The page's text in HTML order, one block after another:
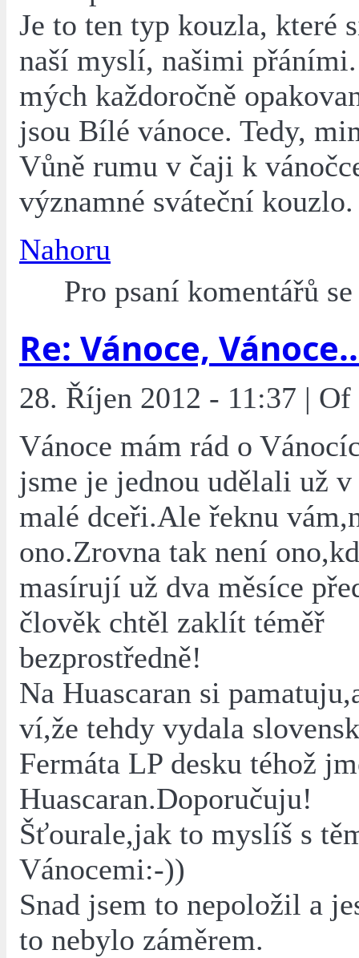
Je to ten typ kouzla, které
naší myslí, našimi
mých každoročně
jsou Bílé vánoce. Tedy,
Vůně rumu v čaji k
významné sváteční kouzlo.
Nahoru
Pro psaní komentářů
Re: Vánoce,
28. Říjen 2012 - 11:37 |
Vánoce mám rád o
jsme je jednou udělali už
malé dceři.Ale řeknu
ono.Zrovna tak není
masírují už dva měsíce
člověk chtěl zaklít téměř
bezprostředně!
Na Huascaran si
ví,že tehdy vydala
Fermáta LP desku téhož
Huascaran.Doporučuju!
Šťourale,jak to myslíš s
Vánocemi:-))
Snad jsem to nepoložil a
to nebylo záměrem.